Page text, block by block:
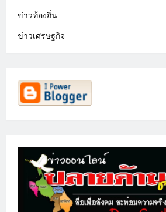
ข่าวท้องถิ่น
ข่าวเศรษฐกิจ